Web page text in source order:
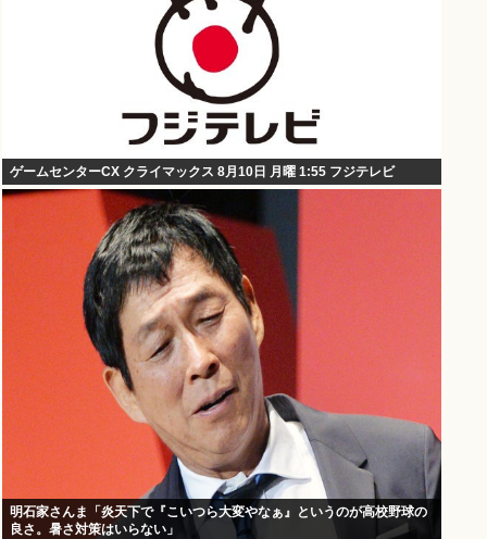
ゲームセンターCX クライマックス 8月10日 月曜 1:55 フジテレビ
明石家さんま「炎天下で『こいつら大変やなぁ』というのが高校野球の
良さ。暑さ対策はいらない」